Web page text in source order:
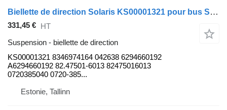
Biellette de direction Solaris KS00001321 pour bus Solaris Urbino, Alpino, Vacanza (1999-)
331,45 € HT
Suspension - biellette de direction
KS00001321 8346974164 042638 6294660192
A6294660192 82.47501-6013 82475016013
0720385040 0720-385...
Estonie, Tallinn